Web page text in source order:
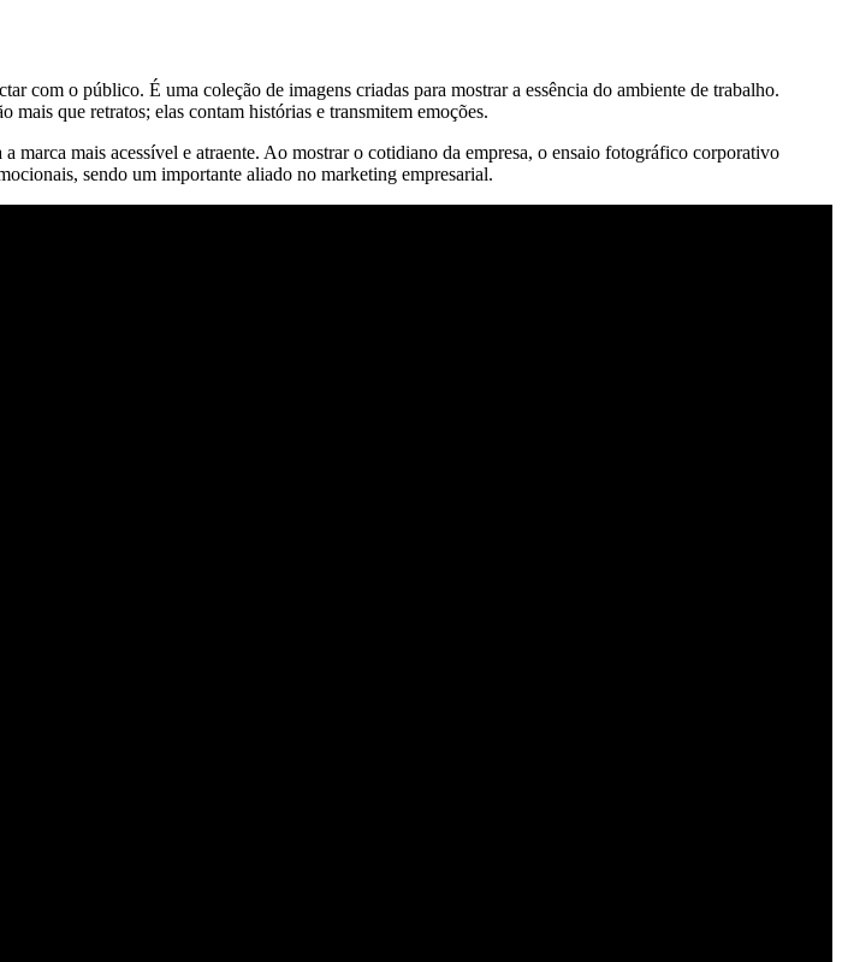
com o público. É uma coleção de imagens criadas para mostrar a essência do ambiente de trabalho.
mais que retratos; elas contam histórias e transmitem emoções.
marca mais acessível e atraente. Ao mostrar o cotidiano da empresa, o ensaio fotográfico corporativo
sendo um importante aliado no marketing empresarial.